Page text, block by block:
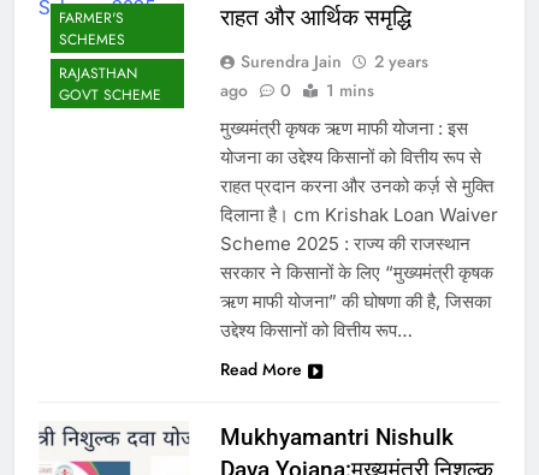
FARMER'S
SCHEMES
RAJASTHAN
GOVT SCHEME
राहत और आर्थिक समृद्धि
Surendra Jain
2 years
ago
0 1 mins
मुख्यमंत्री कृषक ऋण माफी योजना : इस
योजना का उद्देश्य किसानों को वित्तीय रूप से
राहत प्रदान करना और उनको कर्ज़ से मुक्ति
दिलाना है। cm Krishak Loan Waiver
Scheme 2025 : राज्य की राजस्थान
सरकार ने किसानों के लिए “मुख्यमंत्री कृषक
ऋण माफी योजना” की घोषणा की है, जिसका
उद्देश्य किसानों को वित्तीय रूप…
Read More
Mukhyamantri Nishulk
Dava Yojana:मुख्यमंत्री निशुल्क